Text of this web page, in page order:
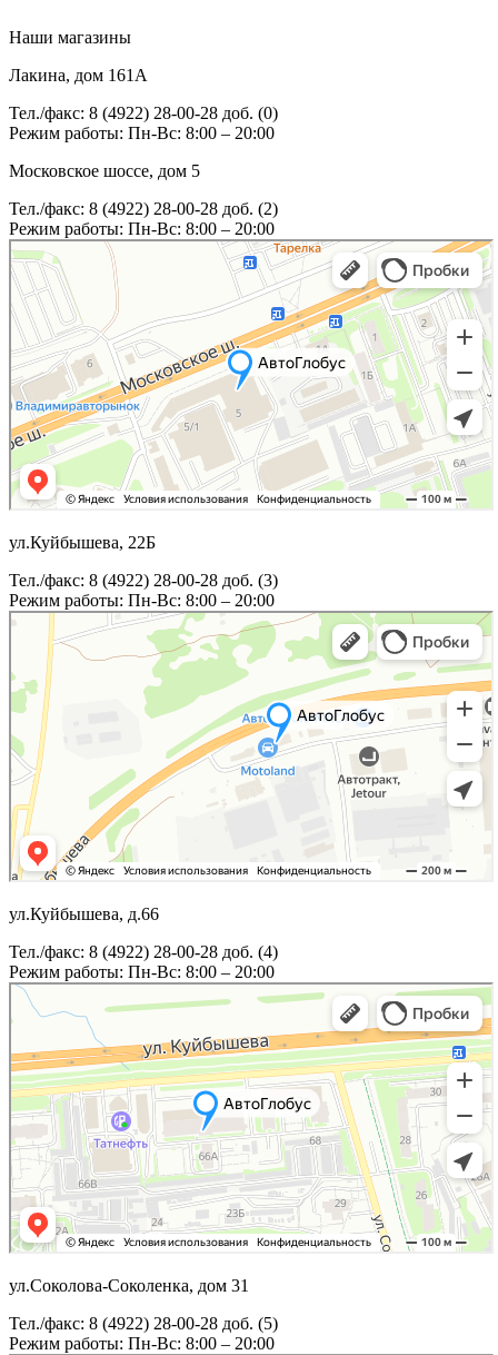
Наши магазины
Лакина, дом 161А
Тел./факс: 8 (4922) 28-00-28 доб. (0)
Режим работы: Пн-Вс: 8:00 – 20:00
Московское шоссе, дом 5
Тел./факс: 8 (4922) 28-00-28 доб. (2)
Режим работы: Пн-Вс: 8:00 – 20:00
ул.Куйбышева, 22Б
Тел./факс: 8 (4922) 28-00-28 доб. (3)
Режим работы: Пн-Вс: 8:00 – 20:00
ул.Куйбышева, д.66
Тел./факс: 8 (4922) 28-00-28 доб. (4)
Режим работы: Пн-Вс: 8:00 – 20:00
ул.Соколова-Соколенка, дом 31
Тел./факс: 8 (4922) 28-00-28 доб. (5)
Режим работы: Пн-Вс: 8:00 – 20:00